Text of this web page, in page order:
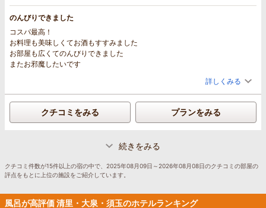
のんびりできました
コスパ最高！
お料理も美味しくてお酒もすすみました
お部屋も広くてのんびりできました
またお邪魔したいです
詳しくみる
クチコミをみる プランをみる
続きをみる
クチコミ件数が15件以上の宿の中で、2025年08月09日～2026年08月08日のクチコミの部屋の
評点をもとに上位の施設をご紹介しています。
風呂が高評価 清里・大泉・須玉のホテルランキング